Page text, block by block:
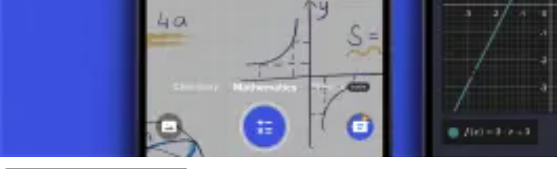
Graficar una Función Cuadrática: Ejemplo Paso a Paso
Factorización de Ecuaciones Cuadráticas: Métodos y Guía
Función Inversa: Qué es, Cómo Encontrarla y Ejemplos